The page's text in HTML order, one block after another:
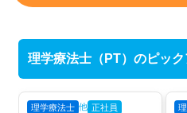
理学療法士（PT）のピック
理学療法士 他 正社員